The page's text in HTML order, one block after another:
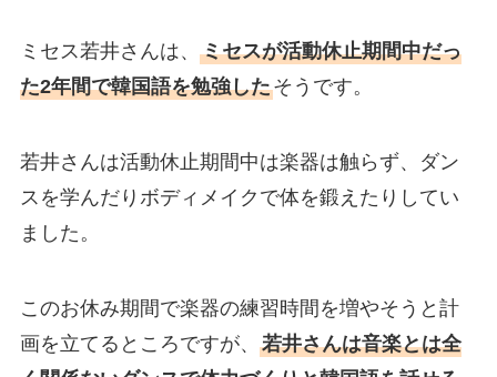
ミセス若井さんは、 ミセスが活動休止期間中だっ
た2年間で韓国語を勉強したそうです。
若井さんは活動休止期間中は楽器は触らず、ダン
スを学んだりボディメイクで体を鍛えたりしてい
ました。
このお休み期間で楽器の練習時間を増やそうと計
画を立てるところですが、 若井さんは音楽とは全